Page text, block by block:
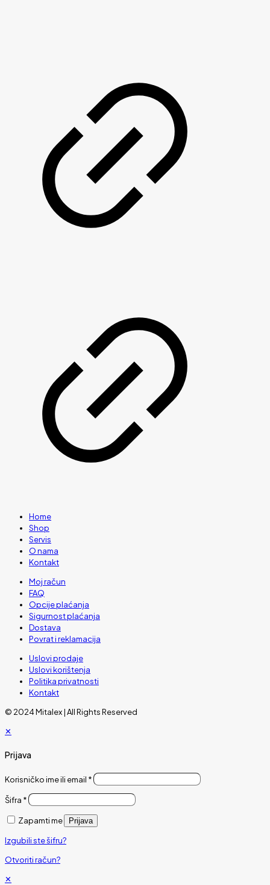
Home
Shop
Servis
O nama
Kontakt
Moj račun
FAQ
Opcije plaćanja
Sigurnost plaćanja
Dostava
Povrat i reklamacija
Uslovi prodaje
Uslovi korištenja
Politika privatnosti
Kontakt
© 2024 Mitalex | All Rights Reserved
✕
Prijava
Korisničko ime ili email *
Šifra *
Zapamti me Prijava
Izgubili ste šifru?
Otvoriti račun?
✕